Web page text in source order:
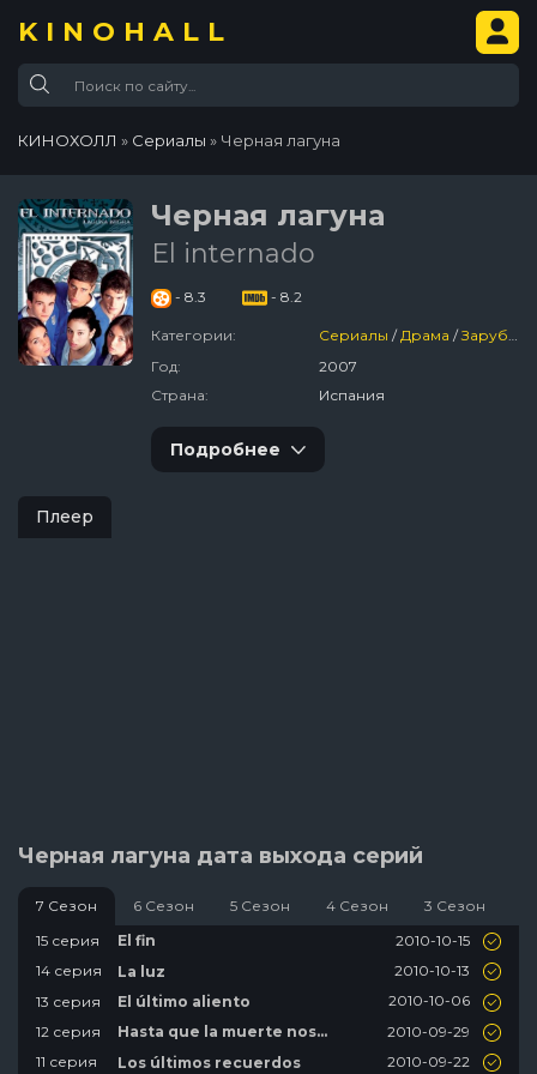
KINOHALL
КИНОХОЛЛ » Сериалы » Черная лагуна
Черная лагуна
El internado
- 8.3 - 8.2
Категории: Сериалы /Драма /Зарубежный
Год:
2007
Страна:
Испания
Подробнее
Плеер
Черная лагуна дата выхода серий
7 Сезон 6 Сезон 5 Сезон 4 Сезон 3 Сезон
15 серия
El fin
2010-10-15
14 серия
La luz
2010-10-13
13 серия
El último aliento
2010-10-06
12 серия
Hasta que la muerte nos
2010-09-29
11 серия
Los últimos recuerdos
2010-09-22